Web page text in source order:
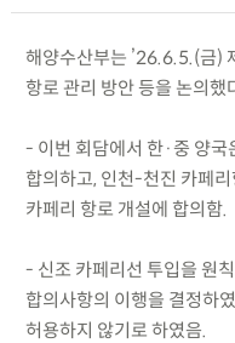
해양수산부는 ’26.6.5.(금)
항로 관리 방안 등을 논의했
- 이번 회담에서 한·중 양
합의하고, 인천-천진 카페
카페리 항로 개설에 합의함.
- 신조 카페리선 투입을 원
합의사항의 이행을 결정하
허용하지 않기로 하였음.